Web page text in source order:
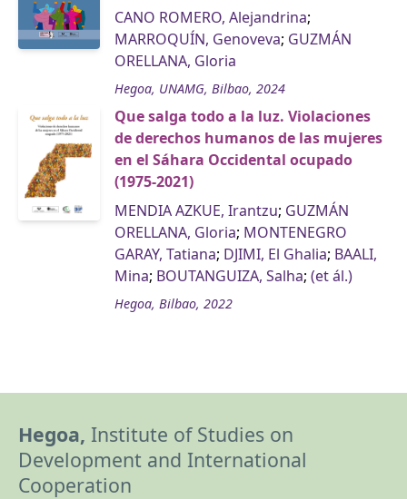
CANO ROMERO, Alejandrina;
MARROQUÍN, Genoveva; GUZMÁN
ORELLANA, Gloria
Hegoa, UNAMG, Bilbao, 2024
Que salga todo a la luz. Violaciones
de derechos humanos de las mujeres
en el Sáhara Occidental ocupado
(1975-2021)
MENDIA AZKUE, Irantzu; GUZMÁN
ORELLANA, Gloria; MONTENEGRO
GARAY, Tatiana; DJIMI, El Ghalia; BAALI,
Mina; BOUTANGUIZA, Salha; (et ál.)
Hegoa, Bilbao, 2022
Hegoa, Institute of Studies on
Development and International
Cooperation